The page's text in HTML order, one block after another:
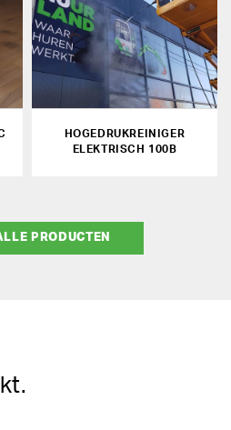
HOGEDRUKREINIGER
ELEKTRISCH 100B
PRODUCTEN